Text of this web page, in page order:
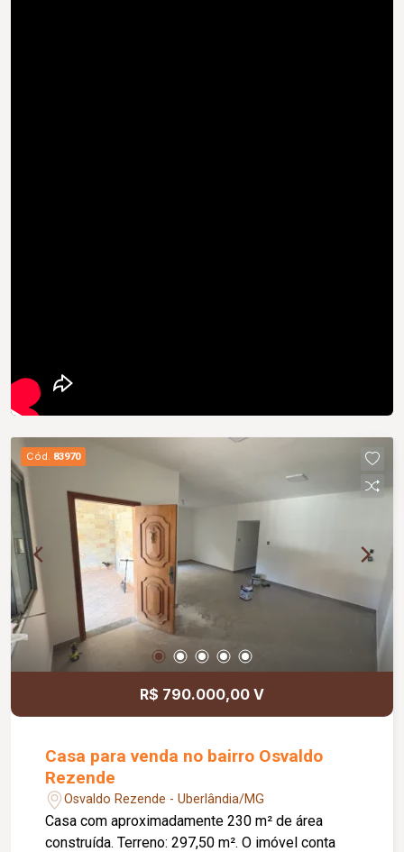
Cód. 83970
R$ 790.000,00 V
Casa para venda no bairro Osvaldo
Rezende
Osvaldo Rezende - Uberlândia/MG
Casa com aproximadamente 230 m² de área
construída. Terreno: 297,50 m². O imóvel conta